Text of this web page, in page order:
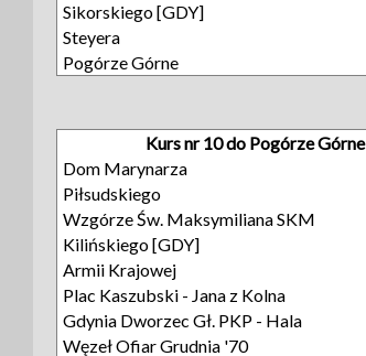
Sikorskiego [GDY]
Steyera
Pogórze Górne
Kurs nr 10 do Pogórze Górne
Dom Marynarza
Piłsudskiego
Wzgórze Św. Maksymiliana SKM
Kilińskiego [GDY]
Armii Krajowej
Plac Kaszubski - Jana z Kolna
Gdynia Dworzec Gł. PKP - Hala
Węzeł Ofiar Grudnia '70